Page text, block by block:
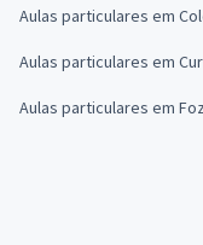
Aulas particulares em
Aulas particulares em
Aulas particulares em